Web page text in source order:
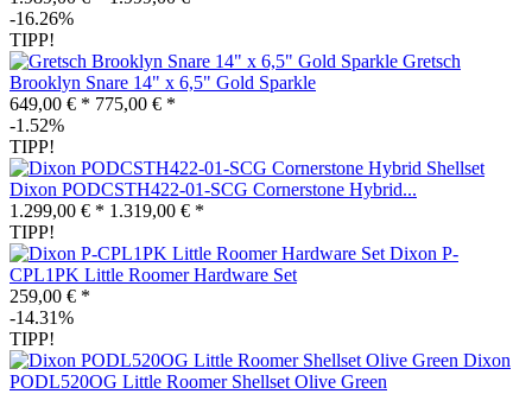
-16.26%
TIPP!
Gretsch
Brooklyn Snare 14" x 6,5" Gold Sparkle
649,00 € * 775,00 € *
-1.52%
TIPP!
Dixon PODCSTH422-01-SCG Cornerstone Hybrid...
1.299,00 € * 1.319,00 € *
TIPP!
Dixon P-
CPL1PK Little Roomer Hardware Set
259,00 € *
-14.31%
TIPP!
Dixon
PODL520OG Little Roomer Shellset Olive Green